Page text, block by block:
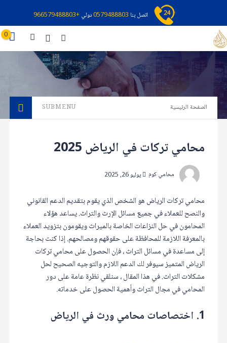
اتصل بنا 0579488803دولي+966579488803
0
الصفحة الرئيسية SUBMENU
محامي تركات في الرياض 2025
محامي كوم يوليو 26, 2025
محامي تركات الرياض هو الشخص الذي يقوم بتقديم الدعم القانوني
والنصح للعملاء في جميع مسائل الإرث والتراث. يساعد هؤلاء
المحامون في حل النزاعات الخاصة بالميراث ويقومون بتزويد العملاء
بالمعرفة اللازمة للمحافظة على حقوقهم ومصالحهم. إذا كنت بحاجة
إلى مساعدة في مسائل التراث ، فإن الحصول على محامي تركات
الرياض المتميز سيوفر لك الدعم اللازم والتوجيه الصحيح لحل
مشكلات التراث. في هذا المقال ، سنلقي نظرة عامة على دور
المحامي في مجال التراث وأهمية الحصول على خدماته.
1. اختصاصات محامي ورث في الرياض